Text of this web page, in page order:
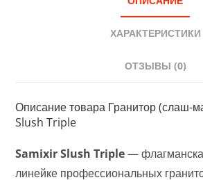
ХАРАКТЕРИСТИКИ
ОТЗЫВЫ (0)
Описание товара Гранитор (слаш-
Slush Triple
Samixir Slush Triple—
линейке профессиональных